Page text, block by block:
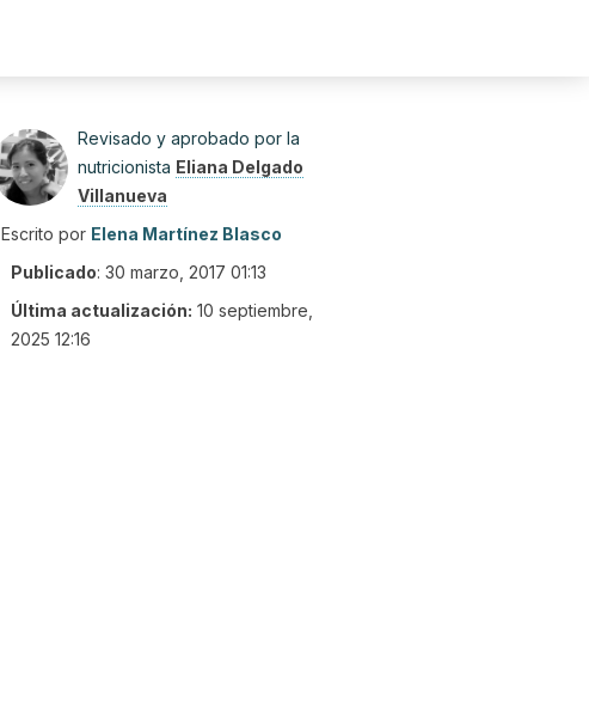
Revisado y aprobado por la
nutricionista Eliana Delgado
Villanueva
Escrito por Elena Martínez Blasco
Publicado: 30 marzo, 2017 01:13
Última actualización: 10 septiembre,
2025 12:16